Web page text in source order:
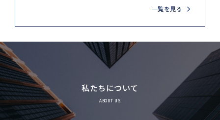
一覧を見る
私たちについて
ABOUT US